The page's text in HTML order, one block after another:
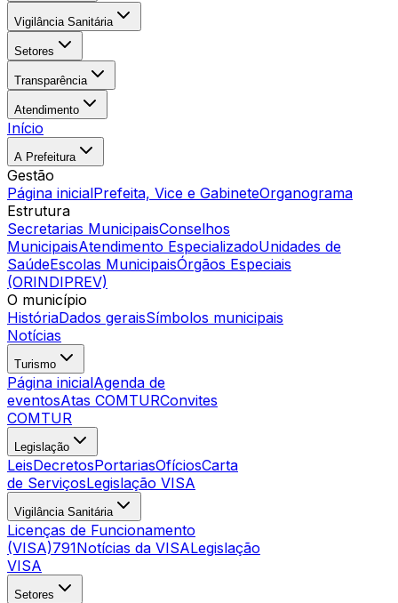
Vigilância Sanitária
Setores
Transparência
Atendimento
Início
A Prefeitura
Gestão
Página inicialPrefeita, Vice e GabineteOrganograma
Estrutura
Secretarias MunicipaisConselhos
MunicipaisAtendimento EspecializadoUnidades de
SaúdeEscolas MunicipaisÓrgãos Especiais
(ORINDIPREV)
O município
HistóriaDados geraisSímbolos municipais
Notícias
Turismo
Página inicialAgenda de
eventosAtas COMTURConvites
COMTUR
Legislação
LeisDecretosPortariasOfíciosCarta
de ServiçosLegislação VISA
Vigilância Sanitária
Licenças de Funcionamento
(VISA)791Notícias da VISALegislação
VISA
Setores